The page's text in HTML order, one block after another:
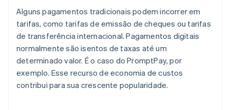
Alguns pagamentos tradicionais podem incorrer em
tarifas, como tarifas de emissão de cheques ou tarifas
de transferência internacional. Pagamentos digitais
normalmente são isentos de taxas até um
determinado valor. É o caso do PromptPay, por
exemplo. Esse recurso de economia de custos
contribui para sua crescente popularidade.